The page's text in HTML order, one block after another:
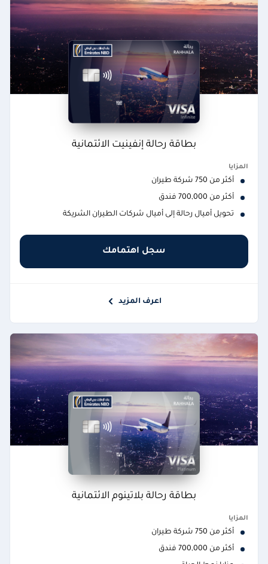
بطاقة رحالة إنفينيت الائتمانية
المزايا
أكثر من 750 شركة طيران
أكثر من 700,000 فندق
تحويل أميال رحالة إلى أميال شركات الطيران الشريكة
سجل اهتمامك
اعرف المزيد
بطاقة رحالة بلاتينوم الائتمانية
المزايا
أكثر من 750 شركة طيران
أكثر من 700,000 فندق